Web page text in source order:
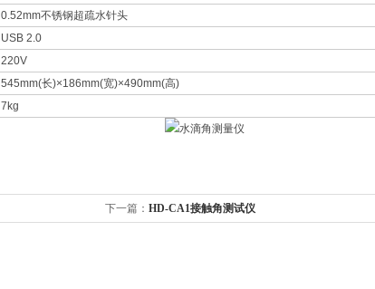
0.52mm不锈钢超疏水针头
USB 2.0
220V
545mm(长)×186mm(宽)×490mm(高)
7kg
下一篇： HD-CA1接触角测试仪